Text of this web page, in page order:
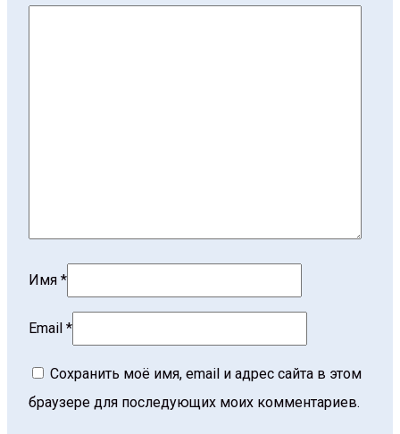
Имя *
Email *
Сохранить моё имя, email и адрес сайта в этом
браузере для последующих моих комментариев.